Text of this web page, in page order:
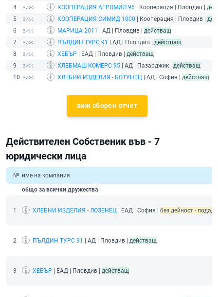
4
КООПЕРАЦИЯ АГРОМИЛ 96 | Кооперация | Пловдив |
5
КООПЕРАЦИЯ СИМИД 1000 | Кооперация | Пловдив |
6
МАРИЦА 2011 | АД | Пловдив | действащ
7
ПЪЛДИН ТУРС 91 | АД | Пловдив | действащ
8
ХЕБЪР | ЕАД | Пловдив | действащ
9
ХЛЕБМАШ КОМЕРС 95 | АД | Пазарджик | действащ
10
ХЛЕБНИ ИЗДЕЛИЯ - БОТУНЕЦ | АД | София | действащ
виж сборен отчет
Действителен Собственик във - 7
юридически лица
№ име на компания
общо за всички дружества
1 ХЛЕБНИ ИЗДЕЛИЯ - ЛОЗЕНЕЦ | ЕАД | София | без дейност -
2 ПЪЛДИН ТУРС 91 | АД | Пловдив | действащ
3 ХЕБЪР | ЕАД | Пловдив | действащ